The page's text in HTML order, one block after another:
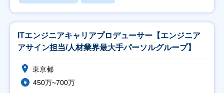
ITエンジニアキャリアプロデューサー【エンジニア
アサイン担当/人材業界最大手パーソルグループ】
東京都
450万~700万